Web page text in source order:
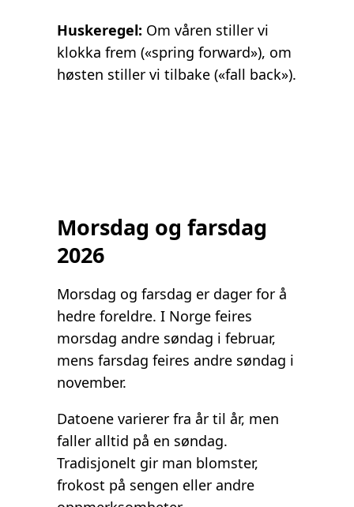
Huskeregel: Om våren stiller vi
klokka frem («spring forward»), om
høsten stiller vi tilbake («fall back»).
Morsdag og farsdag
2026
Morsdag og farsdag er dager for å
hedre foreldre. I Norge feires
morsdag andre søndag i februar,
mens farsdag feires andre søndag i
november.
Datoene varierer fra år til år, men
faller alltid på en søndag.
Tradisjonelt gir man blomster,
frokost på sengen eller andre